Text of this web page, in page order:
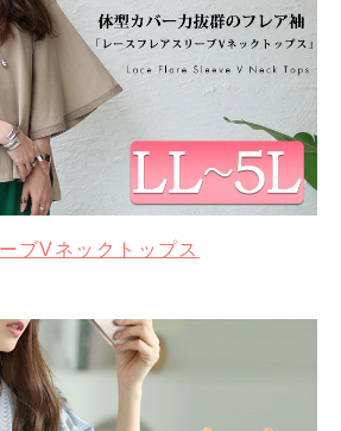
ブVネックトップス